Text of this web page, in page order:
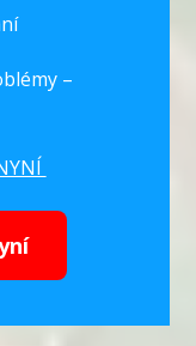
–